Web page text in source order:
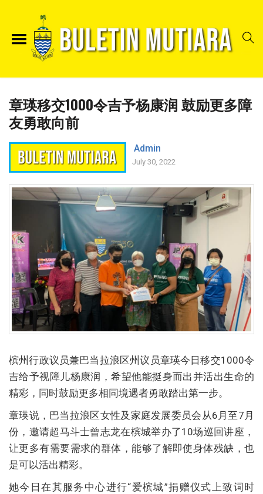
章瑛移交1000令吉予杨康润 鼓励更多障
友勇敢向前
Admin
July 30, 2022
槟州行政议员兼巴当拉浪区州议员章瑛今日移交1000令
吉给予视障儿杨康润，希望他能挺身而出并活出生命的
精彩，同时鼓励更多相同境遇者勇敢踏出第一步。
章瑛说，巴当拉浪区女性及家庭发展委员会从6月至7月
份，邀请超马斗士曾志龙在槟城举办了10场巡回讲座，
让更多有需要需求的群体，能够了解即使身体残缺，也
是可以活出精彩。
她今日在其服务中心进行“爱槟城”捐赠仪式上致词时